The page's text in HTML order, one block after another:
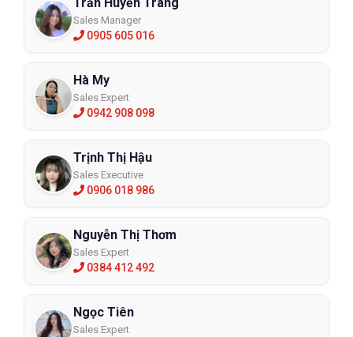
Sales Manager
0905 605 016
Hà My
Sales Expert
0942 908 098
Trịnh Thị Hậu
Sales Executive
0906 018 986
Nguyễn Thị Thơm
Sales Expert
0384 412 492
Ngọc Tiên
Sales Expert